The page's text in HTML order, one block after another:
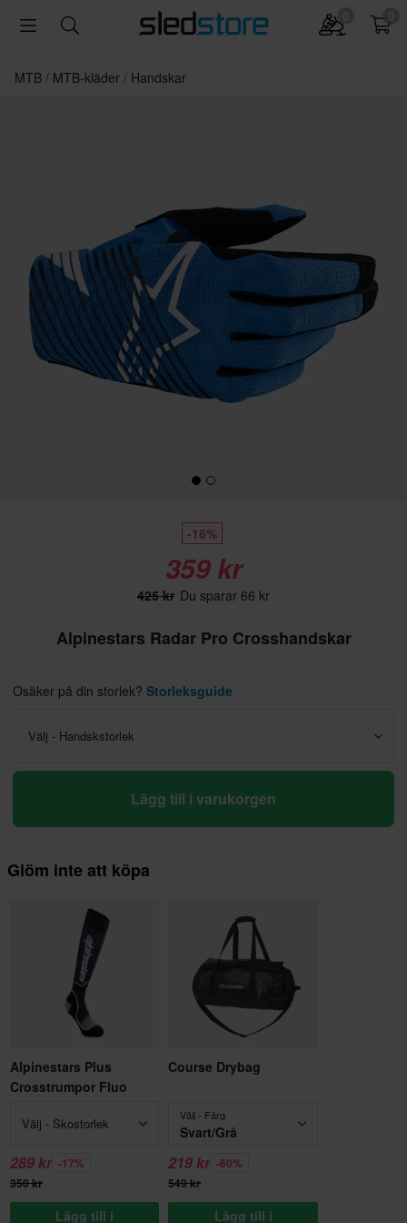
MTB MTB-kläder Handskar
-16%
359 kr
425 kr Du sparar 66 kr
Alpinestars Radar Pro Crosshandskar
Osäker på din storlek? Storleksguide
Välj - Handskstorlek
Lägg till i varukorgen
Glöm inte att köpa
Alpinestars Plus
Crosstrumpor Fluo
Välj - Skostorlek
289 kr -17%
350 kr
Lägg till i
Course Drybag
Välj - Färg
Svart/Grå
219 kr -60%
549 kr
Lägg till i